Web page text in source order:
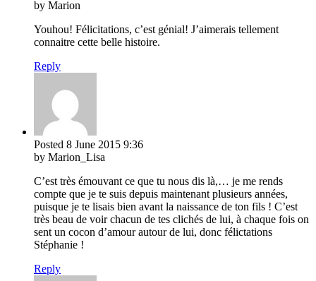
by Marion
Youhou! Félicitations, c’est génial! J’aimerais tellement
connaitre cette belle histoire.
Reply
Posted 8 June 2015 9:36
by Marion_Lisa
C’est très émouvant ce que tu nous dis là,… je me rends
compte que je te suis depuis maintenant plusieurs années,
puisque je te lisais bien avant la naissance de ton fils ! C’est
très beau de voir chacun de tes clichés de lui, à chaque fois on
sent un cocon d’amour autour de lui, donc félictations
Stéphanie !
Reply